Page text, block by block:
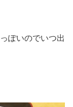
ぽいのでいつ出